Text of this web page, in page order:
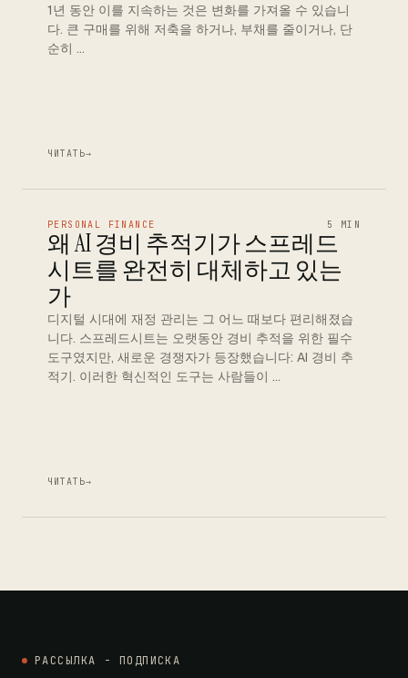
1년 동안 이를 지속하는 것은 변화를 가져올 수 있습니
다. 큰 구매를 위해 저축을 하거나, 부채를 줄이거나, 단
순히 …
ЧИТАТЬ→
PERSONAL FINANCE 5 MIN
왜 AI 경비 추적기가 스프레드
시트를 완전히 대체하고 있는
가
디지털 시대에 재정 관리는 그 어느 때보다 편리해졌습
니다. 스프레드시트는 오랫동안 경비 추적을 위한 필수
도구였지만, 새로운 경쟁자가 등장했습니다: AI 경비 추
적기. 이러한 혁신적인 도구는 사람들이 …
ЧИТАТЬ→
РАССЫЛКА - ПОДПИСКА